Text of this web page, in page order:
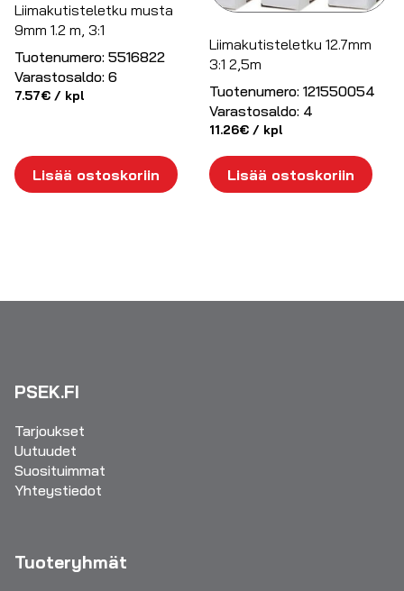
Liimakutisteletku musta
9mm 1.2 m, 3:1
Tuotenumero: 5516822
Varastosaldo: 6
7.57€ / kpl
Lisää ostoskoriin
Liimakutisteletku 12.7mm
3:1 2,5m
Tuotenumero: 121550054
Varastosaldo: 4
11.26€ / kpl
Lisää ostoskoriin
PSEK.FI
Tarjoukset
Uutuudet
Suosituimmat
Yhteystiedot
Tuoteryhmät